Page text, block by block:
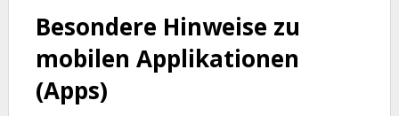
Besondere Hinweise zu
mobilen Applikationen
(Apps)